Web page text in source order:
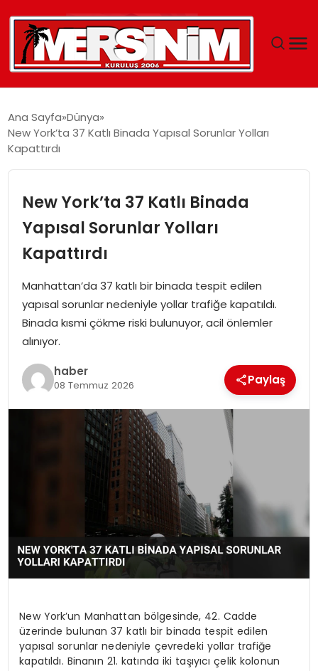
YAŞAM
EĞITIM
SPOR
EKONOMI
MAGAZIN
Ana Sayfa Dünya
New York’ta 37 Katlı Binada Yapısal Sorunlar Yolları
Kapattırdı
New York’ta 37 Katlı Binada
Yapısal Sorunlar Yolları
Kapattırdı
Manhattan’da 37 katlı bir binada tespit edilen
yapısal sorunlar nedeniyle yollar trafiğe kapatıldı.
Binada kısmi çökme riski bulunuyor, acil önlemler
alınıyor.
haber
08 Temmuz 2026 Paylaş
New York’un Manhattan bölgesinde, 42. Cadde
üzerinde bulunan 37 katlı bir binada tespit edilen
yapısal sorunlar nedeniyle çevredeki yollar trafiğe
kapatıldı. Binanın 21. katında iki taşıyıcı çelik kolonun